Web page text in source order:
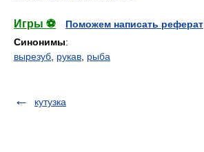
Игры ⚽
Поможем написать реферат
Синонимы:
вырезуб рукав рыба
кутузка